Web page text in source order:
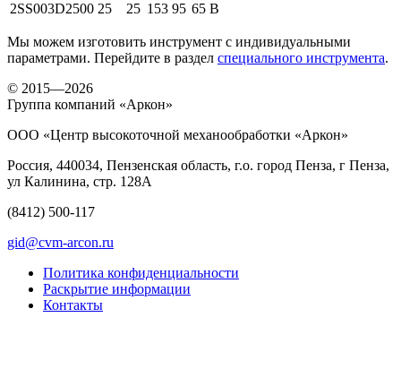
2SS003D2500 25 25 153 95 65 B
Мы можем изготовить инструмент с индивидуальными
параметрами. Перейдите в раздел специального инструмента.
© 2015—2026
Группа компаний «Аркон»
ООО «Центр высокоточной механообработки «Аркон»
Россия, 440034, Пензенская область, г.о. город Пенза, г Пенза,
ул Калинина, стр. 128А
(8412) 500-117
gid@cvm-arcon.ru
Политика конфиденциальности
Раскрытие информации
Контакты